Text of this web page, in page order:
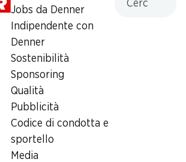
Jobs da Denner
Indipendente con
Denner
Sostenibilità
Sponsoring
Qualità
Pubblicità
Codice di condotta e
sportello
Media
08:30 - 21:00
di contanti con Post-Card / M-